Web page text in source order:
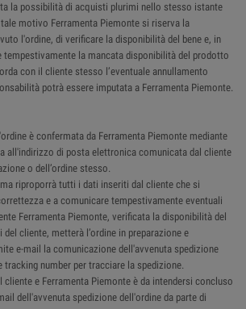
la possibilità di acquisti plurimi nello stesso istante
motivo Ferramenta Piemonte si riserva la
l'ordine, di verificare la disponibilità del bene e, in
tempestivamente la mancata disponibilità del prodotto
con il cliente stesso l’eventuale annullamento
potrà essere imputata a Ferramenta Piemonte.
è confermata da Ferramenta Piemonte mediante
all'indirizzo di posta elettronica comunicata dal cliente
o dell’ordine stesso.
riproporrà tutti i dati inseriti dal cliente che si
e a comunicare tempestivamente eventuali
Ferramenta Piemonte, verificata la disponibilità del
del cliente, metterà l’ordine in preparazione e
e-mail la comunicazione dell'avvenuta spedizione
tracking number per tracciare la spedizione.
e Ferramenta Piemonte è da intendersi concluso
dell'avvenuta spedizione dell'ordine da parte di